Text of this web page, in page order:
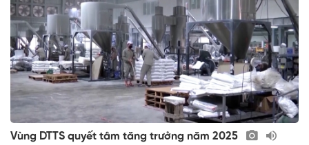
Vùng DTTS quyết tâm tăng trưởng năm 2025